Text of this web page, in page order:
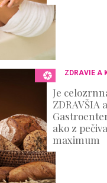
ZDRAVIE A
Je
ZDRAVŠIA
ako z
maximum